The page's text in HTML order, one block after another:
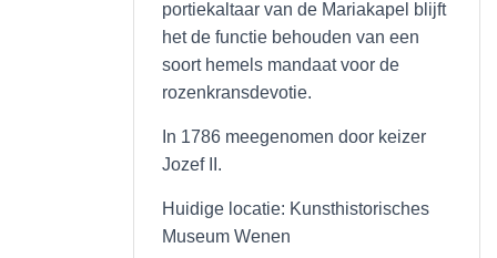
portiekaltaar van de Mariakapel blijft
het de functie behouden van een
soort hemels mandaat voor de
rozenkransdevotie.
In 1786 meegenomen door keizer
Jozef II.
Huidige locatie: Kunsthistorisches
Museum Wenen